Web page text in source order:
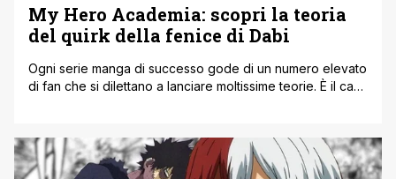
My Hero Academia: scopri la teoria
del quirk della fenice di Dabi
Ogni serie manga di successo gode di un numero elevato
di fan che si dilettano a lanciare moltissime teorie. È il caso
protagonisti principali nel corrente arco narrativo è Dabi. Il
fratello di Shoto è oggetto [']